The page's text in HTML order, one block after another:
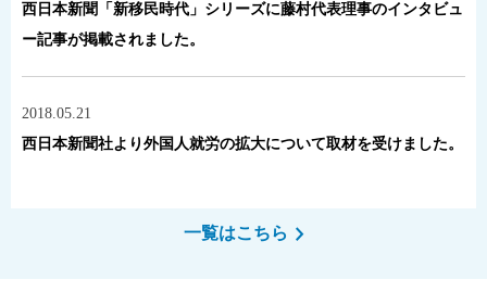
西日本新聞「新移民時代」シリーズに藤村代表理事のインタビュ
ー記事が掲載されました。
2018.05.21
西日本新聞社より外国人就労の拡大について取材を受けました。
一覧はこちら